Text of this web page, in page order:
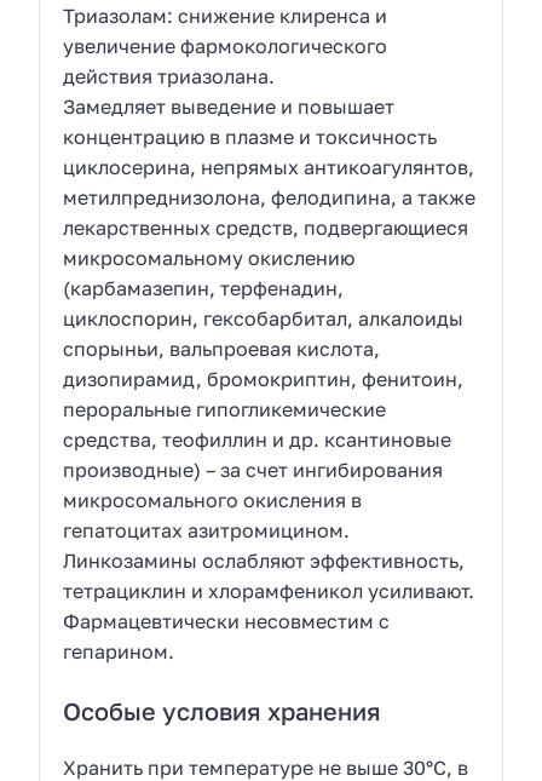
Триазолам: снижение клиренса и
увеличение фармокологического
действия триазолана.
Замедляет выведение и повышает
концентрацию в плазме и токсичность
циклосерина, непрямых антикоагулянтов,
метилпреднизолона, фелодипина, а также
лекарственных средств, подвергающиеся
микросомальному окислению
(карбамазепин, терфенадин,
циклоспорин, гексобарбитал, алкалоиды
спорыньи, вальпроевая кислота,
дизопирамид, бромокриптин, фенитоин,
пероральные гипогликемические
средства, теофиллин и др. ксантиновые
производные) – за счет ингибирования
микросомального окисления в
гепатоцитах азитромицином.
Линкозамины ослабляют эффективность,
тетрациклин и хлорамфеникол усиливают.
Фармацевтически несовместим с
гепарином.
Особые условия хранения
Хранить при температуре не выше 30°C, в